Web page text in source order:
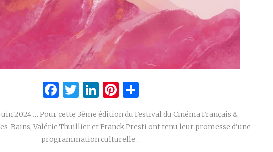
Facebook
Twitter
LinkedIn
Pinterest
juin 2024 … Pour cette 3ème édition du Festival du Cinéma Français &
Bains, Valérie Thuillier et Franck Presti ont tenu leur promesse d’une
programmation culturelle…